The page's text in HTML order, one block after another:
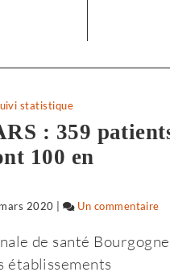
statistique
: 359
100 en
2020 | Un commentaire
de santé
établissements